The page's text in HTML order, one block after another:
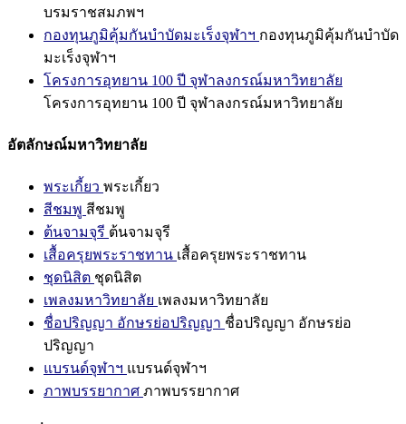
บรมราชสมภพฯ
กองทุนภูมิคุ้มกันบำบัดมะเร็งจุฬาฯ กองทุนภูมิคุ้มกันบำบัด
มะเร็งจุฬาฯ
โครงการอุทยาน 100 ปี จุฬาลงกรณ์มหาวิทยาลัย
โครงการอุทยาน 100 ปี จุฬาลงกรณ์มหาวิทยาลัย
อัตลักษณ์มหาวิทยาลัย
พระเกี้ยว พระเกี้ยว
สีชมพู สีชมพู
ต้นจามจุรี ต้นจามจุรี
เสื้อครุยพระราชทาน เสื้อครุยพระราชทาน
ชุดนิสิต ชุดนิสิต
เพลงมหาวิทยาลัย เพลงมหาวิทยาลัย
ชื่อปริญญา อักษรย่อปริญญา ชื่อปริญญา อักษรย่อ
ปริญญา
แบรนด์จุฬาฯ แบรนด์จุฬาฯ
ภาพบรรยากาศ ภาพบรรยากาศ